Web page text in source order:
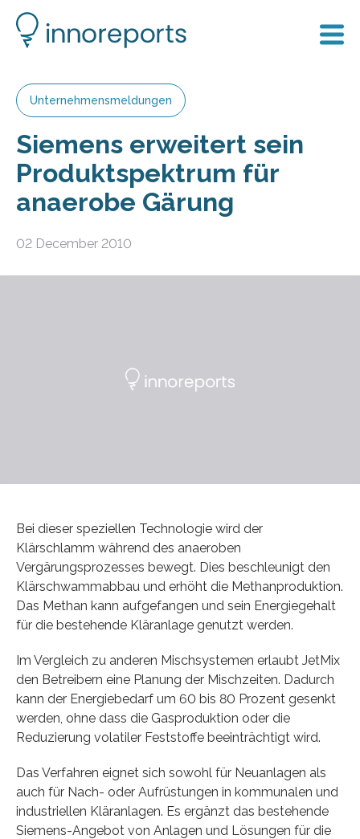
Unternehmensmeldungen
Siemens erweitert sein
Produktspektrum für
anaerobe Gärung
02 December 2010
Bei dieser speziellen Technologie wird der
Klärschlamm während des anaeroben
Vergärungsprozesses bewegt. Dies beschleunigt den
Klärschwammabbau und erhöht die Methanproduktion.
Das Methan kann aufgefangen und sein Energiegehalt
für die bestehende Kläranlage genutzt werden.
Im Vergleich zu anderen Mischsystemen erlaubt JetMix
den Betreibern eine Planung der Mischzeiten. Dadurch
kann der Energiebedarf um 60 bis 80 Prozent gesenkt
werden, ohne dass die Gasproduktion oder die
Reduzierung volatiler Feststoffe beeinträchtigt wird.
Das Verfahren eignet sich sowohl für Neuanlagen als
auch für Nach- oder Aufrüstungen in kommunalen und
industriellen Kläranlagen. Es ergänzt das bestehende
Siemens-Angebot von Anlagen und Lösungen für die